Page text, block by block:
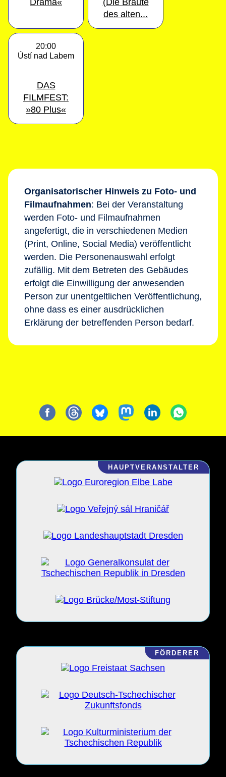
Drama«
(Die Bräute
des alten...
20:00
Ústí nad Labem
DAS
FILMFEST:
»80 Plus«
Organisatorischer Hinweis zu Foto- und
Filmaufnahmen: Bei der Veranstaltung
werden Foto- und Filmaufnahmen
angefertigt, die in verschiedenen Medien
(Print, Online, Social Media) veröffentlicht
werden. Die Personenauswahl erfolgt
zufällig. Mit dem Betreten des Gebäudes
erfolgt die Einwilligung der anwesenden
Person zur unentgeltlichen Veröffentlichung,
ohne dass es einer ausdrücklichen
Erklärung der betreffenden Person bedarf.